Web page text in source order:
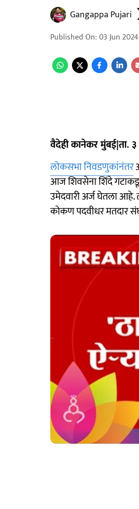
Gangappa Pujari
Published On:03 Jun
वैदेही कानेकर मुंबई|ता.
लोकसभा निवडणुकांनंतर
आज शिवसेना शिंदे
उमेदवारी अर्ज घेतला
कोकण पदवीधर मतदार